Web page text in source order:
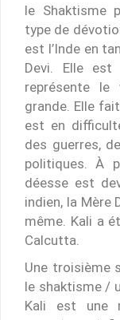
le Shaktisme
type de
est l’Inde en
Devi. Elle est
représente le
grande. Elle
est en
des guerres,
politiques. À
déesse est
indien, la Mère
même. Kali a
Calcutta.
Une troisième
le shaktisme /
Kali est une